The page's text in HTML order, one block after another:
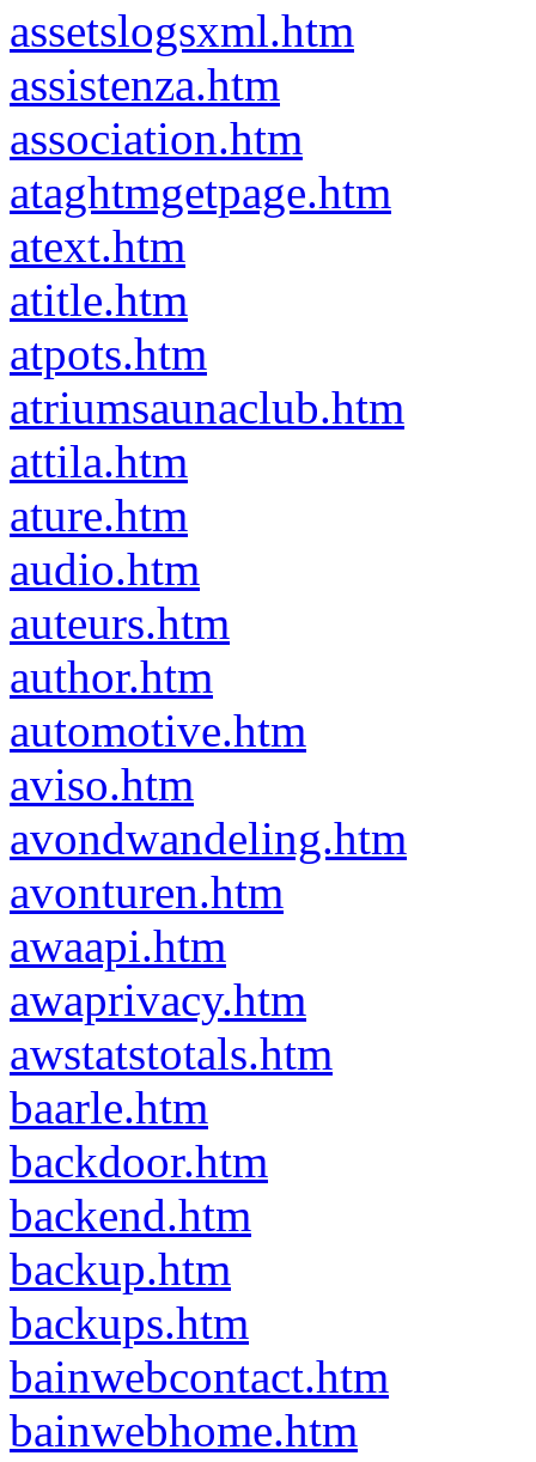
assetslogsxml.htm
assistenza.htm
association.htm
ataghtmgetpage.htm
atext.htm
atitle.htm
atpots.htm
atriumsaunaclub.htm
attila.htm
ature.htm
audio.htm
auteurs.htm
author.htm
automotive.htm
aviso.htm
avondwandeling.htm
avonturen.htm
awaapi.htm
awaprivacy.htm
awstatstotals.htm
baarle.htm
backdoor.htm
backend.htm
backup.htm
backups.htm
bainwebcontact.htm
bainwebhome.htm